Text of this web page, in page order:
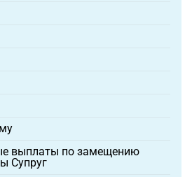
выплаты по замещению
Супруг